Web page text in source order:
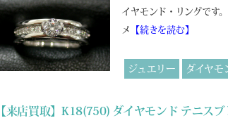
イヤモンド・リングです
メ
【続きを読む】
ジュエリー ダイヤモ
【来店買取】K18(750) ダイヤモンド テニス